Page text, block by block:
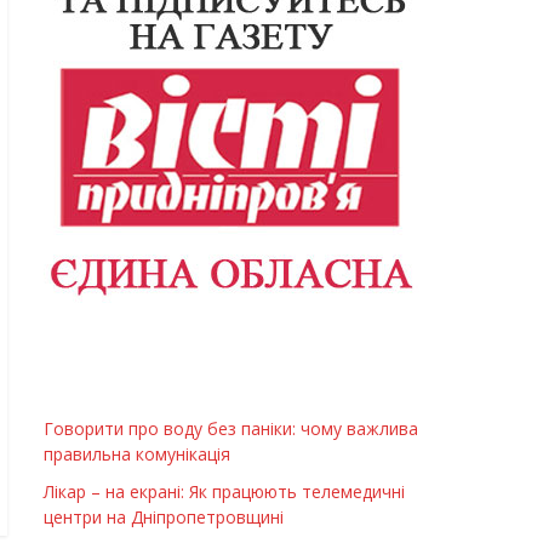
Говорити про воду без паніки: чому важлива
правильна комунікація
Лікар – на екрані: Як працюють телемедичні
центри на Дніпропетровщині